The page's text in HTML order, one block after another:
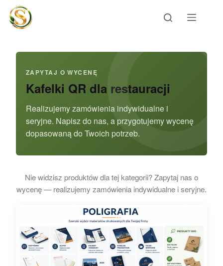
Przejdź
treści
ZAPYTAJ O WYCENĘ
Kafelki QR dla restauracji
Realizujemy zamówienia indywidualne i
seryjne. Napisz do nas, a przygotujemy wycenę
dopasowaną do Twoich potrzeb.
Nie widzisz produktów dla tej kategorii? Zapytaj nas o
wycenę — realizujemy zamówienia indywidualne i seryjne.